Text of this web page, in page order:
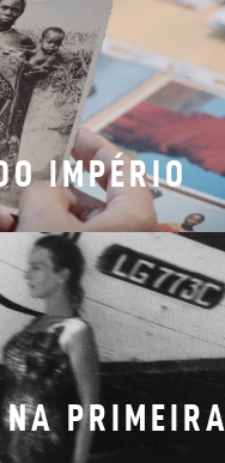
IMPÉRIO
PRIMEIRA